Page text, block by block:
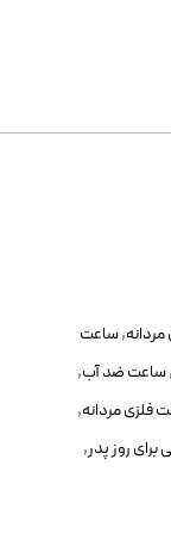
,ساعت
,ساعت ضد آب,
فلزی مردانه,
روز پدر,